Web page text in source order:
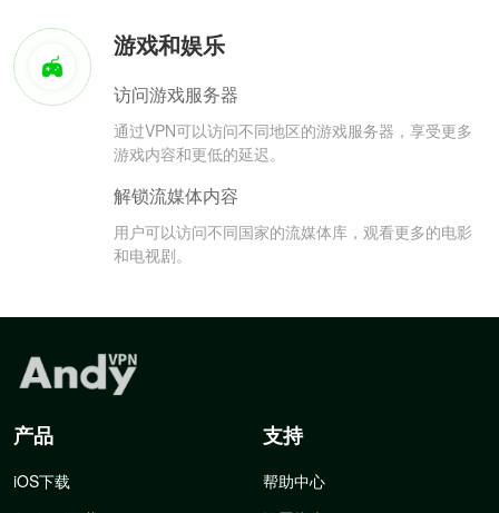
游戏和娱乐
访问游戏服务器
通过VPN可以访问不同地区的游戏服务器，享受更多
游戏内容和更低的延迟。
解锁流媒体内容
用户可以访问不同国家的流媒体库，观看更多的电影
和电视剧。
产品
iOS下载
支持
帮助中心